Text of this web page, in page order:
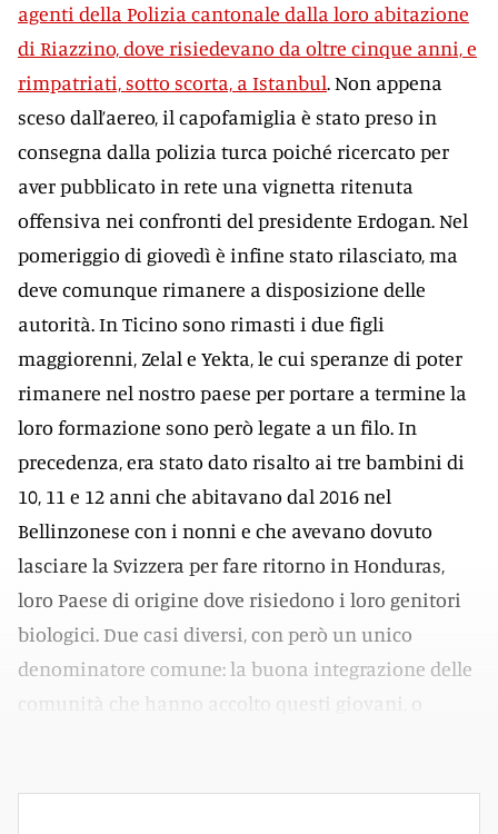
agenti della Polizia cantonale dalla loro abitazione
di Riazzino, dove risiedevano da oltre cinque anni, e
rimpatriati, sotto scorta, a Istanbul. Non appena
sceso dall’aereo, il capofamiglia è stato preso in
consegna dalla polizia turca poiché ricercato per
aver pubblicato in rete una vignetta ritenuta
offensiva nei confronti del presidente Erdogan. Nel
pomeriggio di giovedì è infine stato rilasciato, ma
deve comunque rimanere a disposizione delle
autorità. In Ticino sono rimasti i due figli
maggiorenni, Zelal e Yekta, le cui speranze di poter
rimanere nel nostro paese per portare a termine la
loro formazione sono però legate a un filo. In
precedenza, era stato dato risalto ai tre bambini di
10, 11 e 12 anni che abitavano dal 2016 nel
Bellinzonese con i nonni e che avevano dovuto
lasciare la Svizzera per fare ritorno in Honduras,
loro Paese di origine dove risiedono i loro genitori
biologici. Due casi diversi, con però un unico
denominatore comune: la buona integrazione delle
comunità che hanno accolto questi giovani, o